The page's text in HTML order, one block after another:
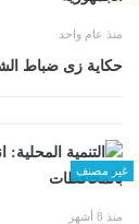
منذ عام واحد
حكاية زى ضباط
غير مصنف
منذ 8 أشهر